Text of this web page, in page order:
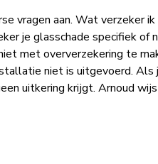
vragen aan. Wat verzeker
je glasschade specifiek of
met oververzekering te
niet is uitgevoerd. Als
uitkering krijgt. Arnoud